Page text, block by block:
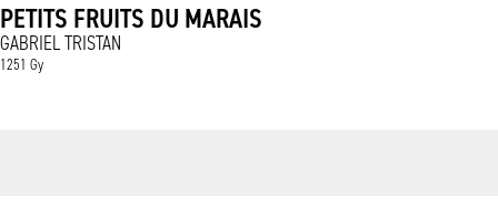
PETITS FRUITS DU MARAIS
GABRIEL TRISTAN
1251 Gy